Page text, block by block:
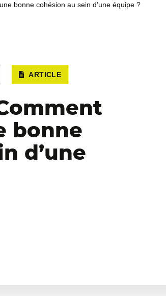
bonne cohésion au sein d’une équipe ?
ARTICLE
bonne
d’une